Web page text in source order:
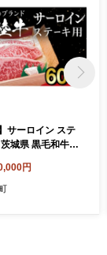
サーロイン ステ
キ 肉 黒毛 サーロ
国産牛 誕生日
円